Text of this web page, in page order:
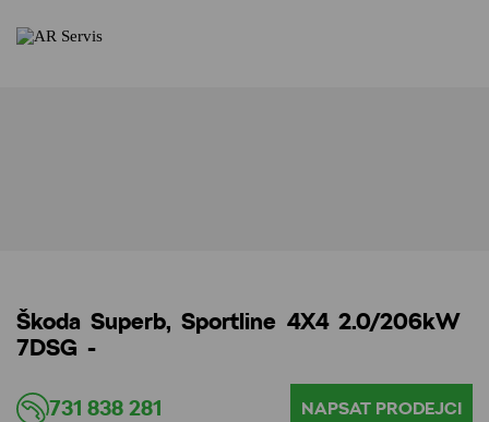
Škoda Superb, Sportline 4X4 2.0/206kW
7DSG -
731 838 281 NAPSAT PRODEJCI